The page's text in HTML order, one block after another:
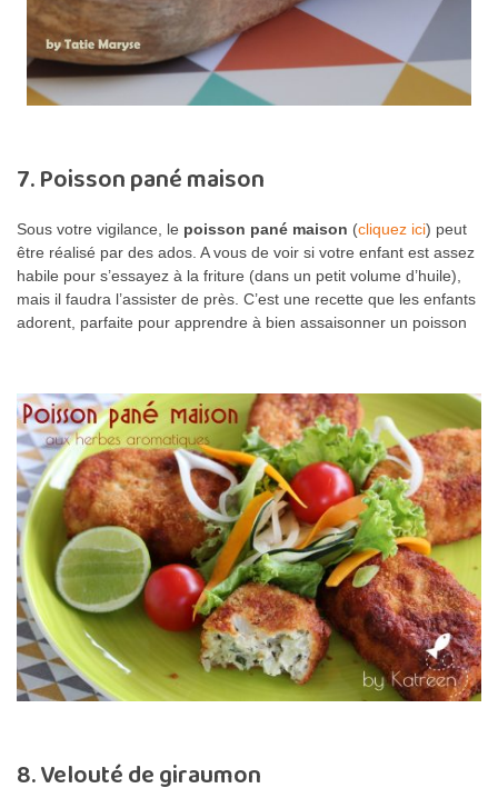
7. Poisson pané maison
Sous votre vigilance, le poisson pané maison (cliquez ici) peut
être réalisé par des ados. A vous de voir si votre enfant est assez
habile pour s’essayez à la friture (dans un petit volume d’huile),
mais il faudra l’assister de près. C’est une recette que les enfants
adorent, parfaite pour apprendre à bien assaisonner un poisson
8. Velouté de giraumon